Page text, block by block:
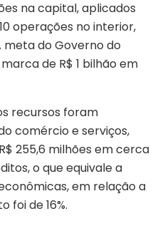
na capital, aplicados
operações no interior,
meta do Governo do
de R$ 1 bilhão em
recursos foram
comércio e serviços,
255,6 milhões em cerca
o que equivale a
em relação a
foi de 16%.